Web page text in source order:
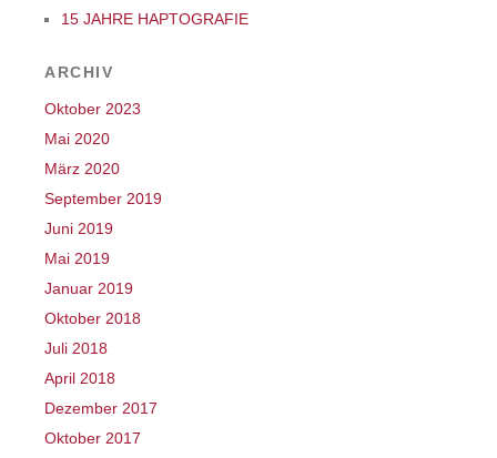
15 JAHRE HAPTOGRAFIE
ARCHIV
Oktober 2023
Mai 2020
März 2020
September 2019
Juni 2019
Mai 2019
Januar 2019
Oktober 2018
Juli 2018
April 2018
Dezember 2017
Oktober 2017